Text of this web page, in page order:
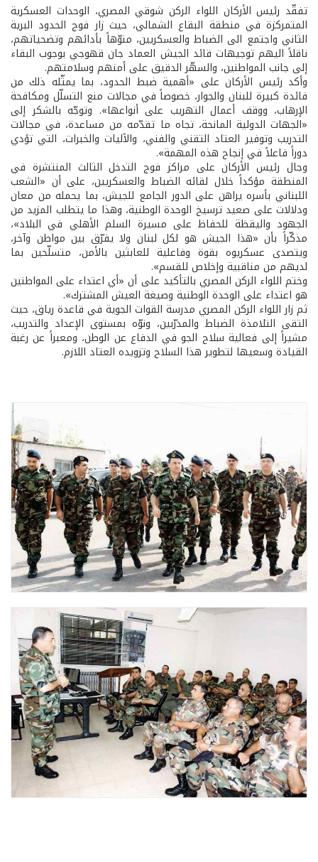
تفقّد رئيس الأركان اللواء الركن شوقي المصري، الوحدات العسكرية
المتمركزة في منطقة البقاع الشمالي، حيث زار فوج الحدود البرية
الثاني واجتمع الى الضباط والعسكريين، منوّهاً بأدائهم وتضحياتهم،
ناقلاً اليهم توجيهات قائد الجيش العماد جان قهوجي بوجوب البقاء
إلى جانب المواطنين، والسهّر الدقيق على أمنهم وسلامتهم.
وأكد رئيس الأركان على «أهمية ضبط الحدود، بما يمثّله ذلك من
فائدة كبيرة للبنان والجوار، خصوصاً في مجالات منع التسلّل ومكافحة
الإرهاب، ووقف أعمال التهريب على أنواعها». وتوجّه بالشكر إلى
«الجهات الدولية المانحة، تجاه ما تقدّمه من مساعدة، في مجالات
التدريب وتوفير العتاد التقني والفني، والآليات والخبرات، التي تؤدي
دوراً فاعلاً في إنجاح هذه المهمة».
وجال رئيس الأركان على مراكز فوج التدخل الثالث المنتشرة في
المنطقة مؤكداً خلال لقائه الضباط والعسكريين، على أن «الشعب
اللبناني بأسره يراهن على الدور الجامع للجيش، بما يحمله من معان
ودلالات على صعيد ترسيخ الوحدة الوطنية، وهذا ما يتطلب المزيد من
الجهود واليقظة للحفاظ على مسيرة السلم الأهلي في البلاد»،
مذكّراً بأن «هذا الجيش هو لكل لبنان ولا يفرّق بين مواطن وآخر،
ويتصدى عسكريوه بقوة وفاعلية للعابثين بالأمن، متسلّحين بما
لديهم من مناقبية وإخلاص للقسم».
وختم اللواء الركن المصري بالتأكيد على أن «أي اعتداء على المواطنين
هو اعتداء على الوحدة الوطنية وصيغة العيش المشترك».
ثم زار اللواء الركن المصري مدرسة القوات الجوية في قاعدة رياق، حيث
التقى التلامذة الضباط والمدرّبين، ونوّه بمستوى الإعداد والتدريب،
مشيراً إلى فعالية سلاح الجو في الدفاع عن الوطن، ومعبراً عن رغبة
القيادة وسعيها لتطوير هذا السلاح وتزويده العتاد اللازم.